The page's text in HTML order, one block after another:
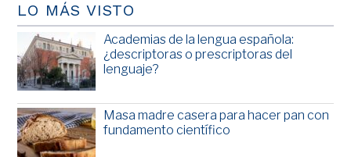
LO MÁS VISTO
Academias de la lengua española:
¿descriptoras o prescriptoras del
lenguaje?
Masa madre casera para hacer pan con
fundamento científico